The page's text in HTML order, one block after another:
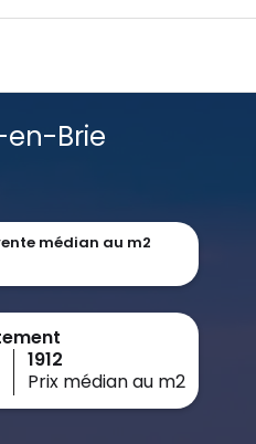
Brie
médian au m2
1912
Prix médian au m2